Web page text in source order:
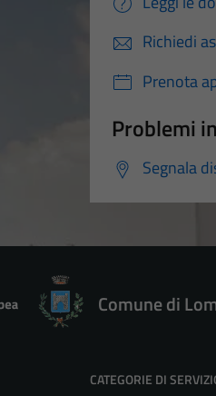
Richiedi
Prenota
Problemi
Segnala
Comune di
CATEGORIE DI